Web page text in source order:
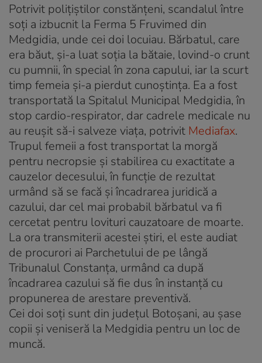
Potrivit poliţiştilor constănţeni, scandalul între
soţi a izbucnit la Ferma 5 Fruvimed din
Medgidia, unde cei doi locuiau. Bărbatul, care
era băut, şi-a luat soţia la bătaie, lovind-o crunt
cu pumnii, în special în zona capului, iar la scurt
timp femeia şi-a pierdut cunoştinţa. Ea a fost
transportată la Spitalul Municipal Medgidia, în
stop cardio-respirator, dar cadrele medicale nu
au reuşit să-i salveze viaţa, potrivit Mediafax.
Trupul femeii a fost transportat la morgă
pentru necropsie şi stabilirea cu exactitate a
cauzelor decesului, în funcţie de rezultat
urmând să se facă şi încadrarea juridică a
cazului, dar cel mai probabil bărbatul va fi
cercetat pentru lovituri cauzatoare de moarte.
La ora transmiterii acestei ştiri, el este audiat
de procurori ai Parchetului de pe lângă
Tribunalul Constanţa, urmând ca după
încadrarea cazului să fie dus în instanţă cu
propunerea de arestare preventivă.
Cei doi soţi sunt din judeţul Botoşani, au şase
copii şi veniseră la Medgidia pentru un loc de
muncă.